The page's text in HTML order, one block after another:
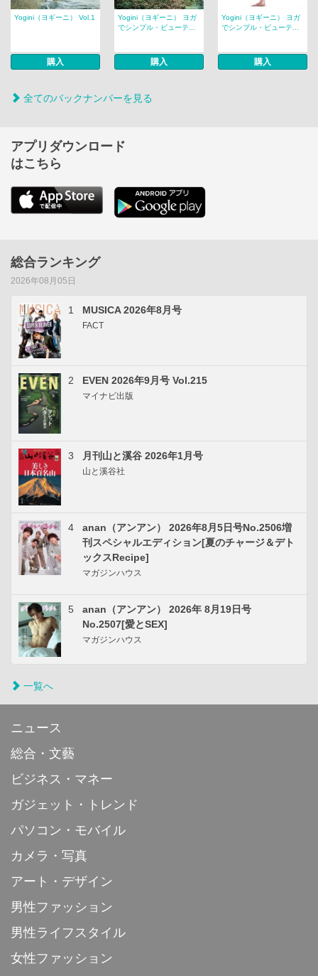
Yogini（ヨギーニ） Vol.1
購入
Yogini（ヨギーニ） ヨガ
でシンプル・ビューテ...
購入
Yogini（ヨギーニ） ヨガ
でシンプル・ビューテ...
購入
全てのバックナンバーを見る
アプリダウンロード
はこちら
総合ランキング
2026年08月05日
1 MUSICA 2026年8月号
FACT
2 EVEN 2026年9月号 Vol.215
マイナビ出版
3 月刊山と溪谷 2026年1月号
山と溪谷社
4
anan（アンアン） 2026年8月5日号No.2506増
刊スペシャルエディション[夏のチャージ＆デト
ックスRecipe]
マガジンハウス
5
anan（アンアン） 2026年 8月19日号
No.2507[愛とSEX]
マガジンハウス
一覧へ
ニュース
総合・文藝
ビジネス・マネー
ガジェット・トレンド
パソコン・モバイル
カメラ・写真
アート・デザイン
男性ファッション
男性ライフスタイル
女性ファッション